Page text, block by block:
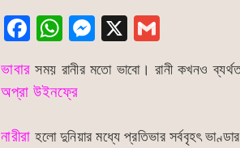
F
c
e
b
W
h
at
s
A
M
s
e
X
m
ai
ভাবার সময় রানীর মতো ভাবো। রানী কখনও
অপ্রা উইনফ্রে
নারীরাহলো দুনিয়ার মধ্যে প্রতিভার সর্ববৃহৎ